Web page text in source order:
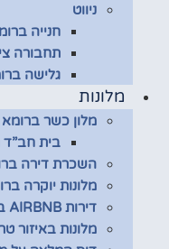
ניווט
חנייה
תחבורה
גלישה
מלונות
מלון כשר ברומא
בית חב”ד
השכרת דירה
מלונות יוקרה
דירות AIRBNB ברומא
מלונות באיזור